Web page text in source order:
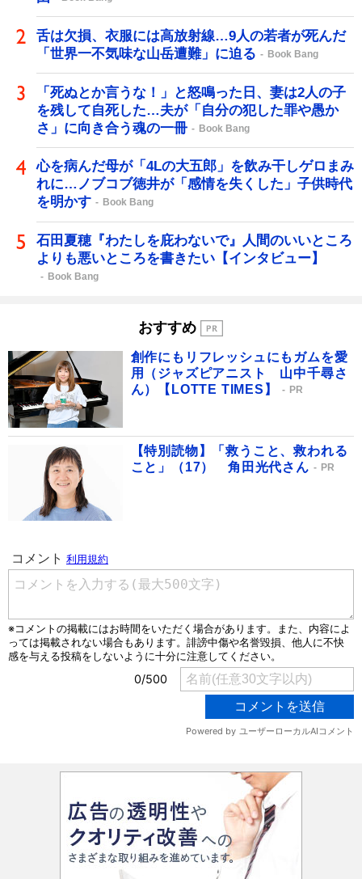
舌は欠損、衣服には高放射線…9人の若者が死んだ
「世界一不気味な山岳遭難」に迫る
Book Bang
「死ぬとか言うな！」と怒鳴った日、妻は2人の子
を残して自死した…夫が「自分の犯した罪や愚か
さ」に向き合う魂の一冊
Book Bang
心を病んだ母が「4Lの大五郎」を飲み干しゲロまみ
れに…ノブコブ徳井が「感情を失くした」子供時代
を明かす
Book Bang
石田夏穂『わたしを庇わないで』人間のいいところ
よりも悪いところを書きたい【インタビュー】
Book Bang
おすすめ
創作にもリフレッシュにもガムを愛
用（ジャズピアニスト 山中千尋さ
ん）【LOTTE TIMES】
PR
【特別読物】「救うこと、救われる
こと」（17） 角田光代さん
PR